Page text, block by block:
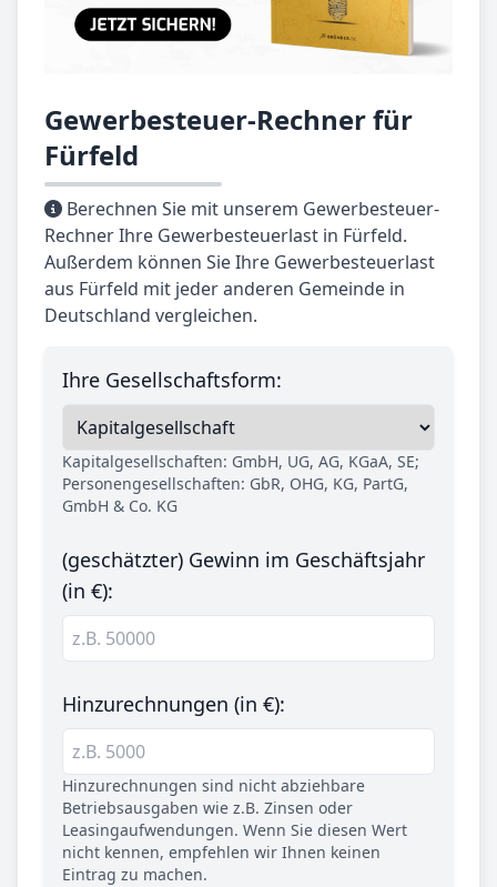
Gewerbesteuer-Rechner für
Fürfeld
Berechnen Sie mit unserem Gewerbesteuer-
Rechner Ihre Gewerbesteuerlast in Fürfeld.
Außerdem können Sie Ihre Gewerbesteuerlast
aus Fürfeld mit jeder anderen Gemeinde in
Deutschland vergleichen.
Ihre Gesellschaftsform:
Kapitalgesellschaften: GmbH, UG, AG, KGaA, SE;
Personengesellschaften: GbR, OHG, KG, PartG,
GmbH & Co. KG
(geschätzter) Gewinn im Geschäftsjahr
(in €):
Hinzurechnungen (in €):
Hinzurechnungen sind nicht abziehbare
Betriebsausgaben wie z.B. Zinsen oder
Leasingaufwendungen. Wenn Sie diesen Wert
nicht kennen, empfehlen wir Ihnen keinen
Eintrag zu machen.